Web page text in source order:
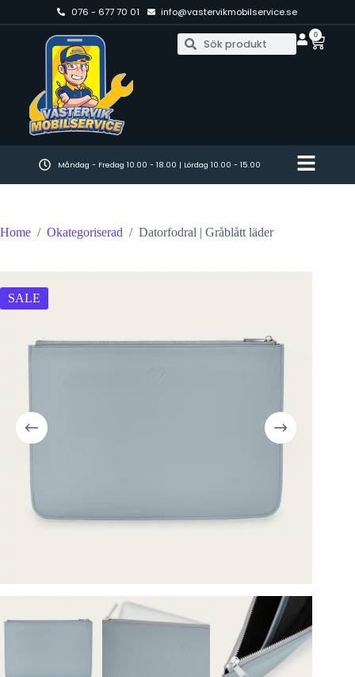
076 - 677 70 01 info@vastervikmobilservice.se
0
Måndag - Fredag 10.00 - 18.00 | Lördag 10.00 - 15.00
Home / Okategoriserad / Datorfodral | Gråblått läder
SALE